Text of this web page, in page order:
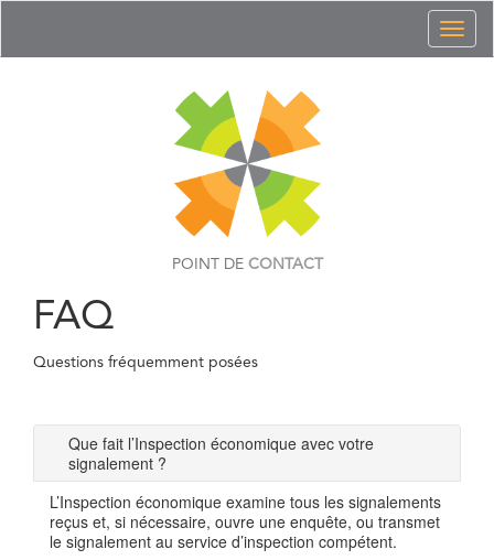
POINT DE CONTACT
FAQ
Questions fréquemment posées
Que fait l’Inspection économique avec votre
signalement ?
L’Inspection économique examine tous les signalements
reçus et, si nécessaire, ouvre une enquête, ou transmet
le signalement au service d’inspection compétent.